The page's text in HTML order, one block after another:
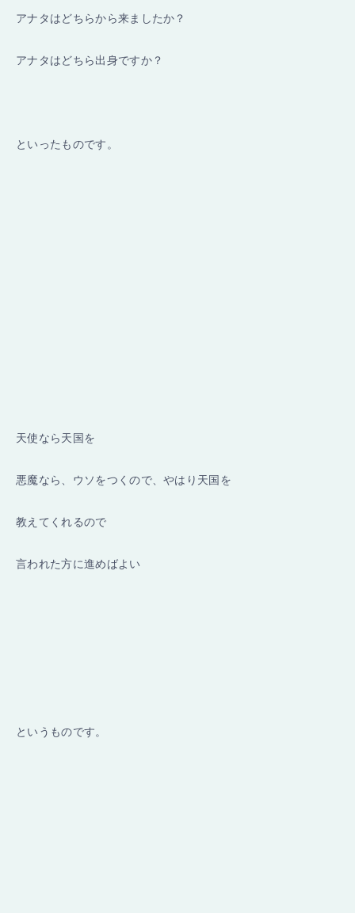
アナタはどちらから来ましたか？
アナタはどちら出身ですか？
といったものです。
天使なら天国を
悪魔なら、ウソをつくので、やはり天国を
教えてくれるので
言われた方に進めばよい
というものです。